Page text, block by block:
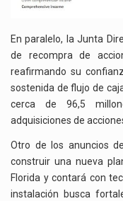
En paralelo, la Junta
de recompra de
reafirmando su
sostenida de flujo de
cerca de 96,5
adquisiciones de
Otro de los anuncios
construir una nueva
Florida y contará con
instalación busca